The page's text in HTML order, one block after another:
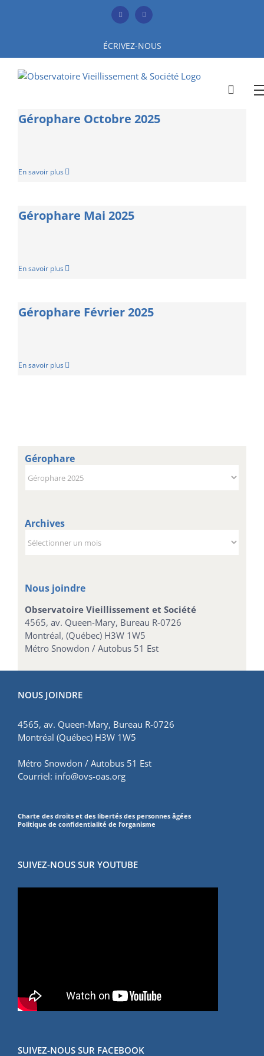
FacebookYouTube
ÉCRIVEZ-NOUS
Gérophare Octobre 2025
En savoir plus
Gérophare Mai 2025
En savoir plus
Gérophare Février 2025
En savoir plus
Gérophare
Archives
Nous joindre
Observatoire Vieillissement et Société
4565, av. Queen-Mary, Bureau R-0726
Montréal, (Québec) H3W 1W5
Métro Snowdon / Autobus 51 Est
NOUS JOINDRE
4565, av. Queen-Mary, Bureau R-0726
Montréal (Québec) H3W 1W5
Métro Snowdon / Autobus 51 Est
Courriel: info@ovs-oas.org
Charte des droits et des libertés des personnes âgées
Politique de confidentialité de l’organisme
SUIVEZ-NOUS SUR YOUTUBE
SUIVEZ-NOUS SUR FACEBOOK